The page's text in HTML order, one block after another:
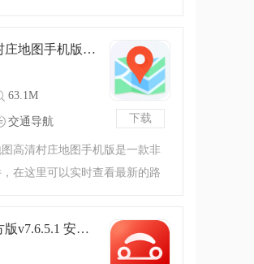
下载
北斗导航地图高清村庄地图手机版v2.0.4.0 安卓版
63.1M
交通导航
高清村庄地图手机版是一款非
在这里可以实时查看最新的路
，感兴趣的小伙伴可以下载试试
首汽约车司机端官方版v7.6.5.1 安卓版